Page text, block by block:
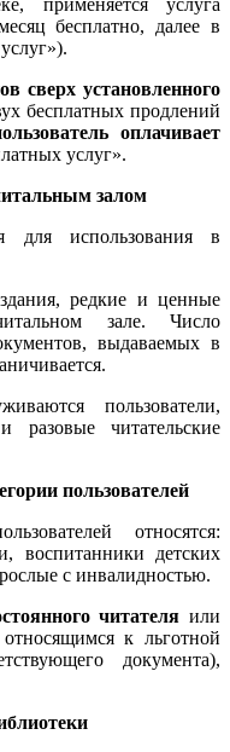
применяется услуга
бесплатно, далее в
сверх установленного
бесплатных продлений
оплачивает
услуг».
залом
для использования в
редкие и ценные
зале. Число
выдаваемых в
пользователи,
читательские
пользователей
относятся:
воспитанники детских
с инвалидностью.
читателя или
относящимся к льготной
документа),